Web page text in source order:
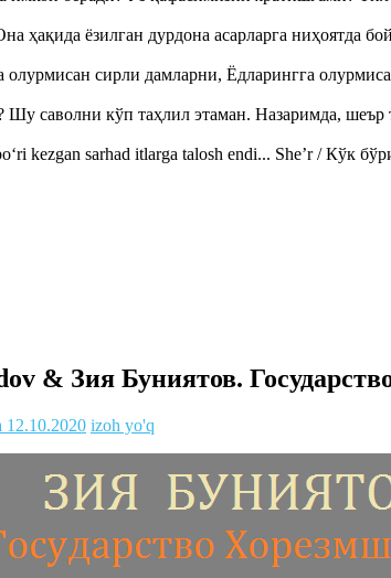
ҳақида ёзилган дурдона асарларга
олурмисан сирли дамларни, Ёдларингга
саволни кўп таҳлил этаман. Назаримда,
kezgan sarhad itlarga talosh endi... She’r / Кўк
& Зия Буниятов.
12.10.2020 izoh yo'q